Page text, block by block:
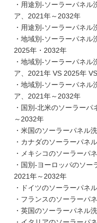
・用途別-ソーラーパネ
ア、2021年～2032年
・用途別-ソーラーパネ
・地域別-ソーラーパネル
2025年・2032年
・地域別-ソーラーパネ
ア、2021年 VS 2025年
・地域別-ソーラーパネ
ア、2021年～2032年
・国別-北米のソーラー
～2032年
・米国のソーラーパネル
・カナダのソーラーパネ
・メキシコのソーラーパ
・国別-ヨーロッパのソー
2021年～2032年
・ドイツのソーラーパネ
・フランスのソーラーパ
・英国のソーラーパネル